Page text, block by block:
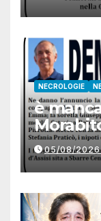
NECROLOGIE
è
05/08/2026